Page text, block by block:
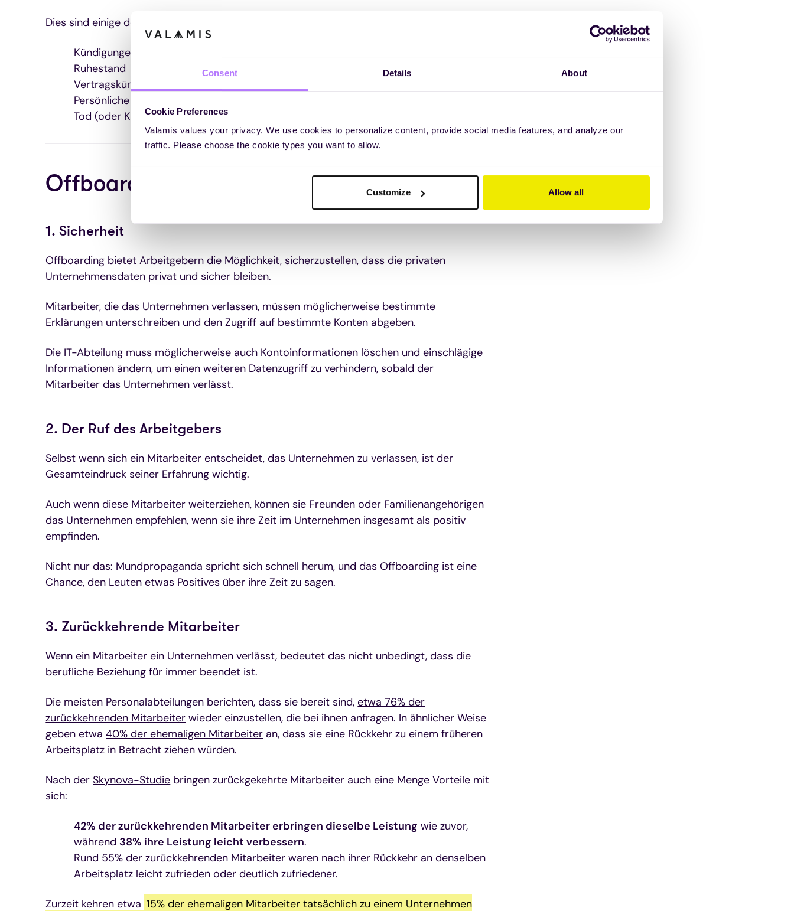
Consent Details About
Cookie Preferences
Valamis values your privacy. We use cookies to personalize content, provide social media features, and analyze our
traffic. Please choose the cookie types you want to allow.
Customize Allow all
Dies sind einige der häufigsten Gründe für die Einleitung des Offboarding-Prozesses:
Kündigungen
Ruhestand
Vertragskündigung
Persönliche Gründe
Tod (oder Krankheit)
Offboarding Bedeutung und Vorteile
1. Sicherheit
Offboarding bietet Arbeitgebern die Möglichkeit, sicherzustellen, dass die privaten
Unternehmensdaten privat und sicher bleiben.
Mitarbeiter, die das Unternehmen verlassen, müssen möglicherweise bestimmte
Erklärungen unterschreiben und den Zugriff auf bestimmte Konten abgeben.
Die IT-Abteilung muss möglicherweise auch Kontoinformationen löschen und einschlägige
Informationen ändern, um einen weiteren Datenzugriff zu verhindern, sobald der
Mitarbeiter das Unternehmen verlässt.
2. Der Ruf des Arbeitgebers
Selbst wenn sich ein Mitarbeiter entscheidet, das Unternehmen zu verlassen, ist der
Gesamteindruck seiner Erfahrung wichtig.
Auch wenn diese Mitarbeiter weiterziehen, können sie Freunden oder Familienangehörigen
das Unternehmen empfehlen, wenn sie ihre Zeit im Unternehmen insgesamt als positiv
empfinden.
Nicht nur das: Mundpropaganda spricht sich schnell herum, und das Offboarding ist eine
Chance, den Leuten etwas Positives über ihre Zeit zu sagen.
3. Zurückkehrende Mitarbeiter
Wenn ein Mitarbeiter ein Unternehmen verlässt, bedeutet das nicht unbedingt, dass die
berufliche Beziehung für immer beendet ist.
Die meisten Personalabteilungen berichten, dass sie bereit sind,etwa 76% der
zurückkehrenden Mitarbeiter wieder einzustellen, die bei ihnen anfragen. In ähnlicher Weise
geben etwa40% der ehemaligen Mitarbeiter an, dass sie eine Rückkehr zu einem früheren
Arbeitsplatz in Betracht ziehen würden.
Nach derSkynova-Studie bringen zurückgekehrte Mitarbeiter auch eine Menge Vorteile mit
sich:
42% der zurückkehrenden Mitarbeiter erbringen dieselbe Leistung wie zuvor,
während 38% ihre Leistung leicht verbessern.
Rund 55% der zurückkehrenden Mitarbeiter waren nach ihrer Rückkehr an denselben
Arbeitsplatz leicht zufrieden oder deutlich zufriedener.
Zurzeit kehren etwa 15% der ehemaligen Mitarbeiter tatsächlich zu einem Unternehmen